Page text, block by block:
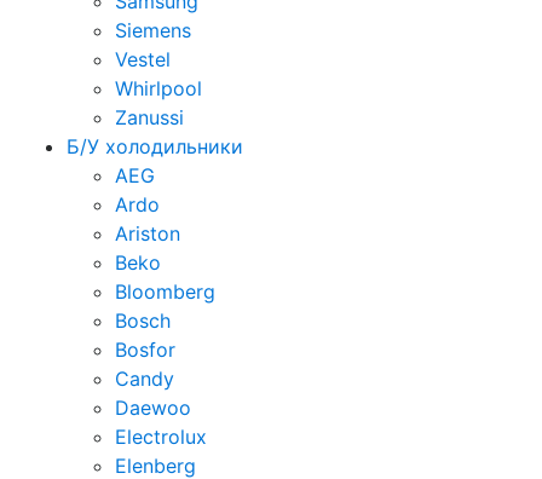
Siemens
Vestel
Whirlpool
Zanussi
Б/У холодильники
AEG
Ardo
Ariston
Beko
Bloomberg
Bosch
Bosfor
Candy
Daewoo
Electrolux
Elenberg